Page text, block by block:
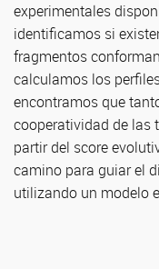
experimentales
identificamos si
fragmentos
calculamos los
encontramos que
cooperatividad de las
partir del score
camino para guiar el
utilizando un modelo